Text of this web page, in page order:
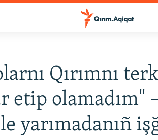
Qırımnı
etip olamadım"
yarımadanıñ